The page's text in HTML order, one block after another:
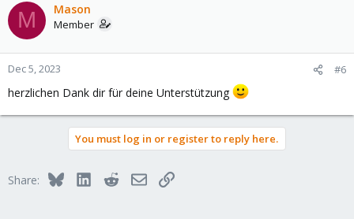
M Mason
Member
Dec 5, 2023 #6
herzlichen Dank dir für deine Unterstützung
You must log in or register to reply here.
Share: BlueskyLinkedInRedditEmailLink